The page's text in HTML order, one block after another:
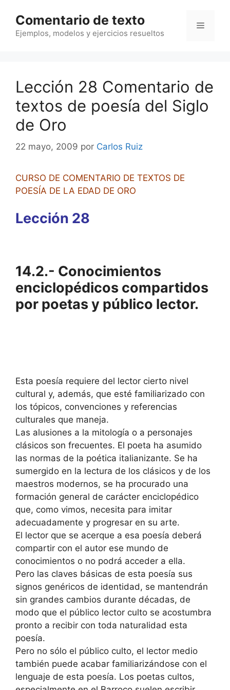
contenido
Comentario de texto
Ejemplos, modelos y ejercicios resueltos
Menú
Lección 28 Comentario de
textos de poesía del Siglo
de Oro
22 mayo, 2009 por Carlos Ruiz
CURSO DE COMENTARIO DE TEXTOS DE
POESÍA DE LA EDAD DE ORO
Lección 28
14.2.- Conocimientos
enciclopédicos compartidos
por poetas y público lector.
Esta poesía requiere del lector cierto nivel
cultural y, además, que esté familiarizado con
los tópicos, convenciones y referencias
culturales que maneja.
Las alusiones a la mitología o a personajes
clásicos son frecuentes. El poeta ha asumido
las normas de la poética italianizante. Se ha
sumergido en la lectura de los clásicos y de los
maestros modernos, se ha procurado una
formación general de carácter enciclopédico
que, como vimos, necesita para imitar
adecuadamente y progresar en su arte.
El lector que se acerque a esa poesía deberá
compartir con el autor ese mundo de
conocimientos o no podrá acceder a ella.
Pero las claves básicas de esta poesía sus
signos genéricos de identidad, se mantendrán
sin grandes cambios durante décadas, de
modo que el público lector culto se acostumbra
pronto a recibir con toda naturalidad esta
poesía.
Pero no sólo el público culto, el lector medio
también puede acabar familiarizándose con el
lenguaje de esta poesía. Los poetas cultos,